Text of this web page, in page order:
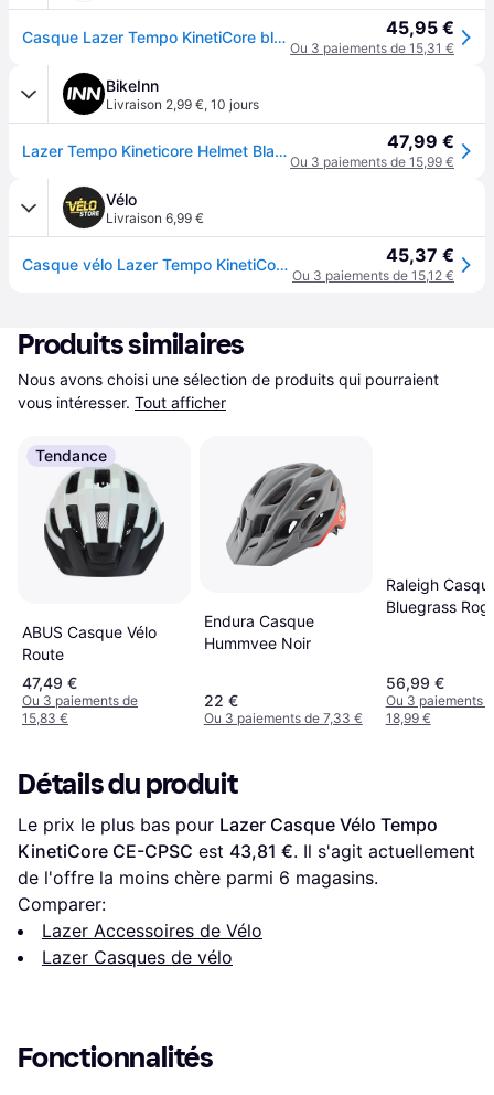
Casque Lazer Tempo KinetiCore blanc - White 45,95 €
Ou 3 paiements de 15,31 €
BikeInn
Livraison 2,99 €, 10 jours
Lazer Tempo Kineticore Helmet Blanc 47,99 €
Ou 3 paiements de 15,99 €
Vélo
Livraison 6,99 €
Casque vélo Lazer Tempo KinetiCore CE-CPSC - Blanc 45,37 €
Ou 3 paiements de 15,12 €
Produits similaires
Nous avons choisi une sélection de produits qui pourraient
vous intéresser. Tout afficher
Tendance
ABUS Casque Vélo
Route
47,49 €
Ou 3 paiements de
15,83 €
Endura Casque
Hummvee Noir
22 €
Ou 3 paiements de 7,33 €
Raleigh
Bluegrass
56,99 €
Ou 3 paiements
18,99 €
Détails du produit
Le prix le plus bas pour Lazer Casque Vélo Tempo
KinetiCore CE-CPSC est 43,81 €. Il s'agit actuellement
de l'offre la moins chère parmi 6 magasins.
Comparer:
Lazer Accessoires de Vélo
Lazer Casques de vélo
Fonctionnalités